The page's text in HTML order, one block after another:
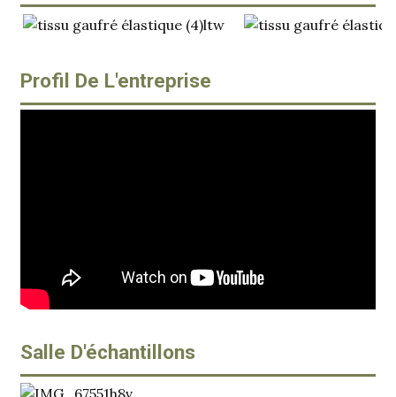
Profil De L'entreprise
Salle D'échantillons